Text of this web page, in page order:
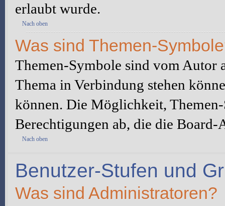
erlaubt wurde.
Nach oben
Was sind Themen-
Themen-Symbole sind vom Autor
Thema in Verbindung stehen
können. Die Möglichkeit,
Berechtigungen ab, die die
Nach oben
Benutzer-Stufen und
Was sind Administratoren?